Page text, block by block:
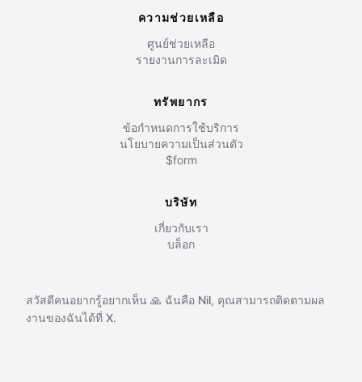
ความช่วยเหลือ
ศูนย์ช่วยเหลือ
รายงานการละเมิด
ทรัพยากร
ข้อกำหนดการใช้บริการ
นโยบายความเป็นส่วนตัว
$form
บริษัท
เกี่ยวกับเรา
บล็อก
สวัสดีคนอยากรู้อยากเห็น 🙏 ฉันคือ Nil, คุณสามารถติดตามผล
งานของฉันได้ที่ X.